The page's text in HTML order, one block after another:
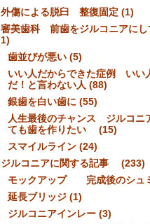
外傷による脱臼 整復固定 (1)
審美歯科 前歯をジルコニアにし
1)
歯並びが悪い (5)
いい人だからできた症例 いい
だ！と言わない人 (88)
銀歯を白い歯に (55)
人生最後のチャンス ジルコニ
ても歯を作りたい (15)
スマイルライン (24)
ジルコニアに関する記事 (233)
モックアップ 完成後のシュ
延長ブリッジ (1)
ジルコニアインレー (3)